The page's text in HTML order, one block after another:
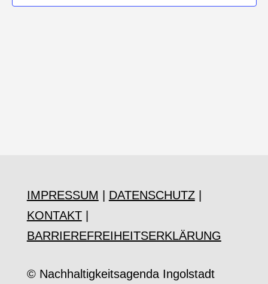
IMPRESSUM DATENSCHUTZ|
KONTAKT
BARRIEREFREIHEITSERKLÄRUNG
© Nachhaltigkeitsagenda Ingolstadt